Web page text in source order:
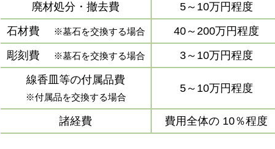
廃材処分・撤去費
5～10万円程度
石材費
※墓石を交換する場合
40～200万円程度
彫刻費
※墓石を交換する場合
3～10万円程度
線香皿等の付属品費
※付属品を交換する場合
5～10万円程度
諸経費 費用全体の 10％程度